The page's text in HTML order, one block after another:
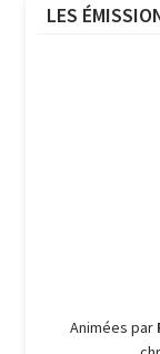
LES
Animées par